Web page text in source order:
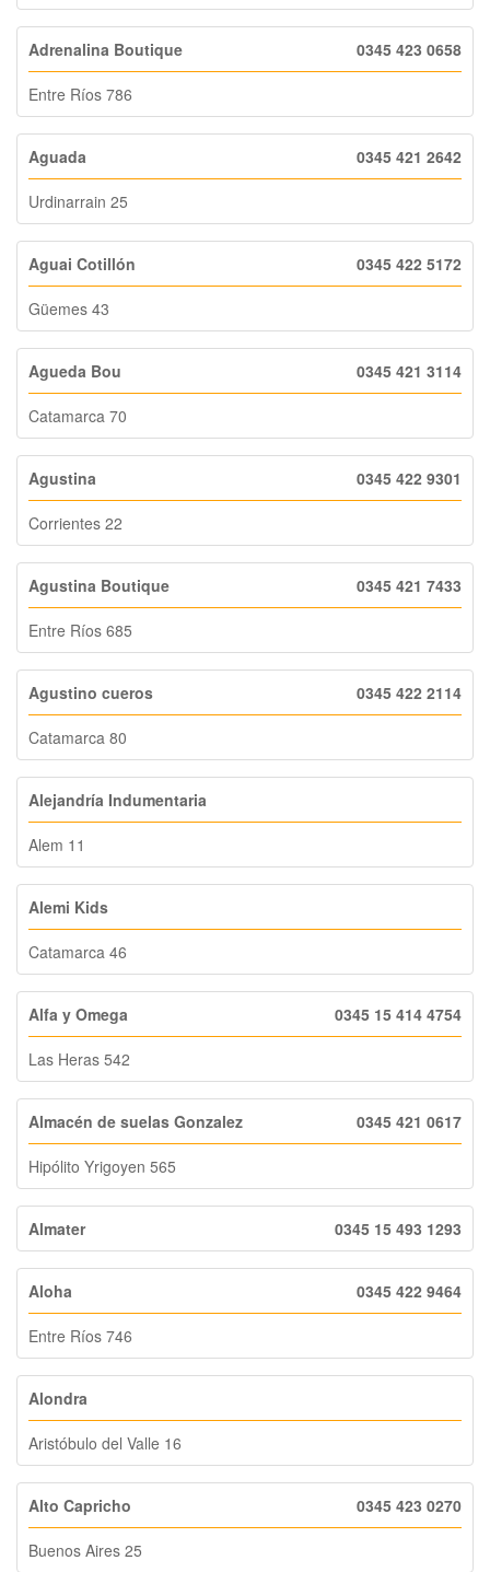
Adrenalina Boutique 0345 423 0658
Entre Ríos 786
Aguada 0345 421 2642
Urdinarrain 25
Aguai Cotillón 0345 422 5172
Güemes 43
Agueda Bou 0345 421 3114
Catamarca 70
Agustina 0345 422 9301
Corrientes 22
Agustina Boutique 0345 421 7433
Entre Ríos 685
Agustino cueros 0345 422 2114
Catamarca 80
Alejandría Indumentaria
Alem 11
Alemi Kids
Catamarca 46
Alfa y Omega 0345 15 414 4754
Las Heras 542
Almacén de suelas Gonzalez 0345 421 0617
Hipólito Yrigoyen 565
Almater 0345 15 493 1293
Aloha 0345 422 9464
Entre Ríos 746
Alondra
Aristóbulo del Valle 16
Alto Capricho 0345 423 0270
Buenos Aires 25